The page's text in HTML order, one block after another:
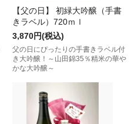
【父の日】 初緑大吟醸（手書
きラベル）720ｍｌ
3,870円(税込)
父の日にぴったりの手書きラベル付
き大吟醸！～山田錦35％精米の華や
かな大吟醸～